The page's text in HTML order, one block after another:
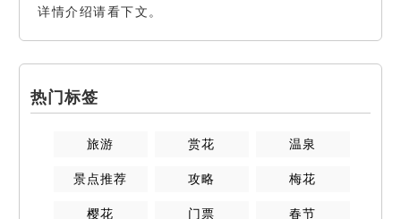
详情介绍请看下文。
热门标签
旅游 赏花 温泉
景点推荐 攻略 梅花
樱花 门票 春节